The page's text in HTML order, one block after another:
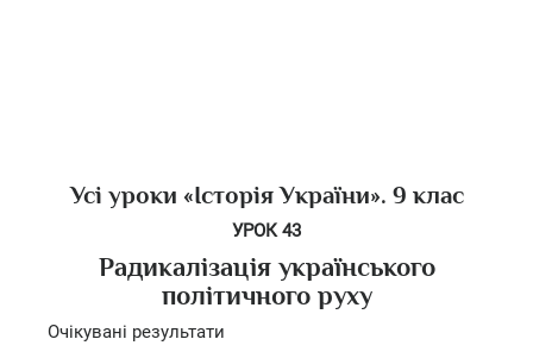
Усі уроки «Історія України». 9 клас
УРОК 43
Радикалізація українського
політичного руху
Очікувані результати